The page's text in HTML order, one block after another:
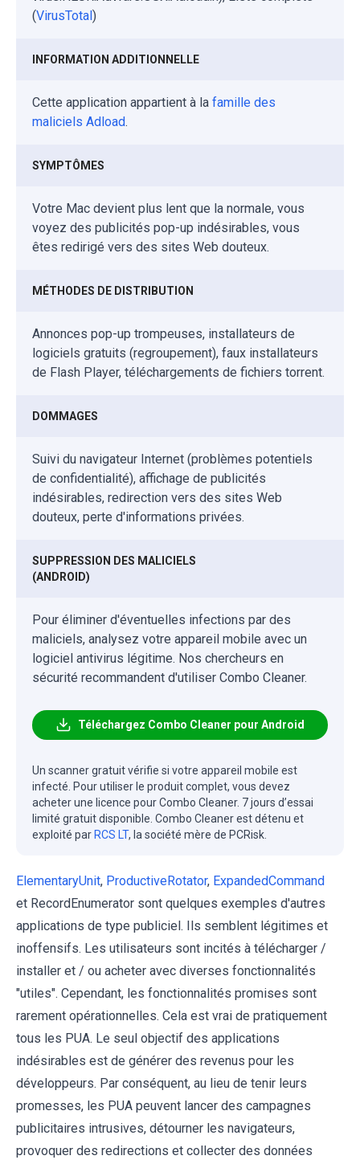
(VirusTotal)
INFORMATION ADDITIONNELLE
Cette application appartient à la famille des
maliciels Adload.
SYMPTÔMES
Votre Mac devient plus lent que la normale, vous
voyez des publicités pop-up indésirables, vous
êtes redirigé vers des sites Web douteux.
MÉTHODES DE DISTRIBUTION
Annonces pop-up trompeuses, installateurs de
logiciels gratuits (regroupement), faux installateurs
de Flash Player, téléchargements de fichiers torrent.
DOMMAGES
Suivi du navigateur Internet (problèmes potentiels
de confidentialité), affichage de publicités
indésirables, redirection vers des sites Web
douteux, perte d'informations privées.
SUPPRESSION DES MALICIELS
(ANDROID)
Pour éliminer d'éventuelles infections par des
maliciels, analysez votre appareil mobile avec un
logiciel antivirus légitime. Nos chercheurs en
sécurité recommandent d'utiliser Combo Cleaner.
Téléchargez Combo Cleaner pour Android
Un scanner gratuit vérifie si votre appareil mobile est
infecté. Pour utiliser le produit complet, vous devez
acheter une licence pour Combo Cleaner. 7 jours d’essai
limité gratuit disponible. Combo Cleaner est détenu et
exploité par RCS LT, la société mère de PCRisk.
ElementaryUnit, ProductiveRotator, ExpandedCommand
et RecordEnumerator sont quelques exemples d'autres
applications de type publiciel. Ils semblent légitimes et
inoffensifs. Les utilisateurs sont incités à télécharger /
installer et / ou acheter avec diverses fonctionnalités
"utiles". Cependant, les fonctionnalités promises sont
rarement opérationnelles. Cela est vrai de pratiquement
tous les PUA. Le seul objectif des applications
indésirables est de générer des revenus pour les
développeurs. Par conséquent, au lieu de tenir leurs
promesses, les PUA peuvent lancer des campagnes
publicitaires intrusives, détourner les navigateurs,
provoquer des redirections et collecter des données